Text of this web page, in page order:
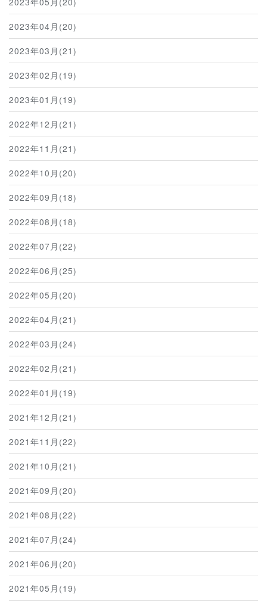
2023年04月(20)
2023年03月(21)
2023年02月(19)
2023年01月(19)
2022年12月(21)
2022年11月(21)
2022年10月(20)
2022年09月(18)
2022年08月(18)
2022年07月(22)
2022年06月(25)
2022年05月(20)
2022年04月(21)
2022年03月(24)
2022年02月(21)
2022年01月(19)
2021年12月(21)
2021年11月(22)
2021年10月(21)
2021年09月(20)
2021年08月(22)
2021年07月(24)
2021年06月(20)
2021年05月(19)